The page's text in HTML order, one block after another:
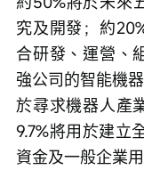
究及開發；約
合研發、運營、
強公司的智能機
於尋求機器人產
9.7%將用於建立
資金及一般企業